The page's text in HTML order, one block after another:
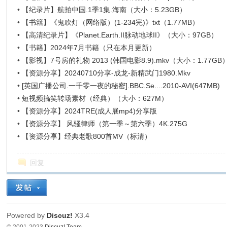
•
【纪录片】航拍中国.1季1集.海南（大小：5.23GB）
•
【书籍】《鬼吹灯（网络版）(1-234完)》txt（1.77MB）
•
【高清纪录片】《Planet.Earth.II脉动地球II》（大小：97GB）
•
【书籍】2024年7月书籍（只在本月更新）
•
【影视】7号房的礼物 2013 (韩国电影8.9).mkv（大小：1.77GB）
•
【资源分享】20240710分享-成龙-新精武门1980.Mkv
• [英国广播公司.一千零一夜的秘密].BBC.Se....2010-AVI(647MB)
•短视频搞笑转场素材（经典）（大小：627M）
•
【资源分享】2024TRE(成人展mp4)分享版
•
【资源分享】 风骚律师（第一季～第六季）4K.275G
•
【资源分享】经典老歌800首MV（标清）
回复
Powered by Discuz! X3.4